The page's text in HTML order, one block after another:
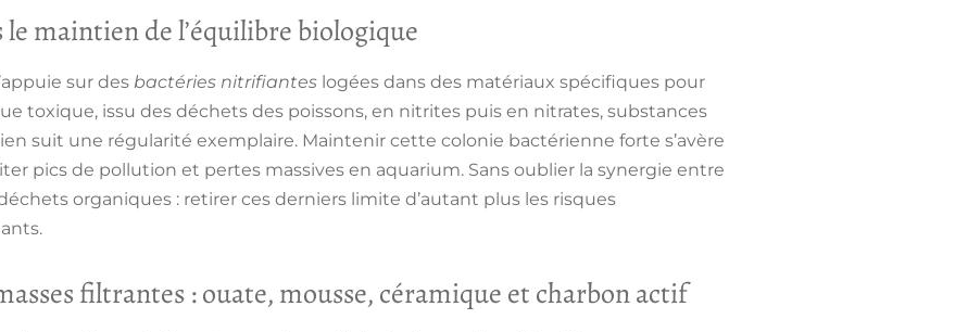
maintien de l’équilibre biologique
sur des bactéries nitrifiantes logées dans des matériaux spécifiques pour
toxique, issu des déchets des poissons, en nitrites puis en nitrates, substances
suit une régularité exemplaire. Maintenir cette colonie bactérienne forte s’avère
pics de pollution et pertes massives en aquarium. Sans oublier la synergie entre
organiques : retirer ces derniers limite d’autant plus les risques
filtrantes : ouate, mousse, céramique et charbon actif